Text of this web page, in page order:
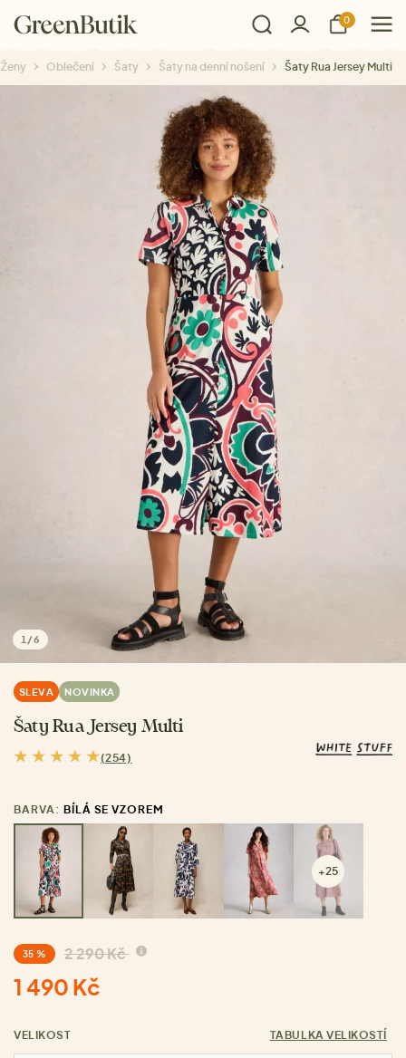
0
Ženy Oblečení Šaty Šaty na denní nošení Šaty Rua Jersey Multi
1 /6
SLEVA NOVINKA
Šaty Rua Jersey Multi
(254)
BARVA: BÍLÁ SE VZOREM
+25
35 % 2 290 Kč
1 490 Kč
VELIKOST TABULKA VELIKOSTÍ